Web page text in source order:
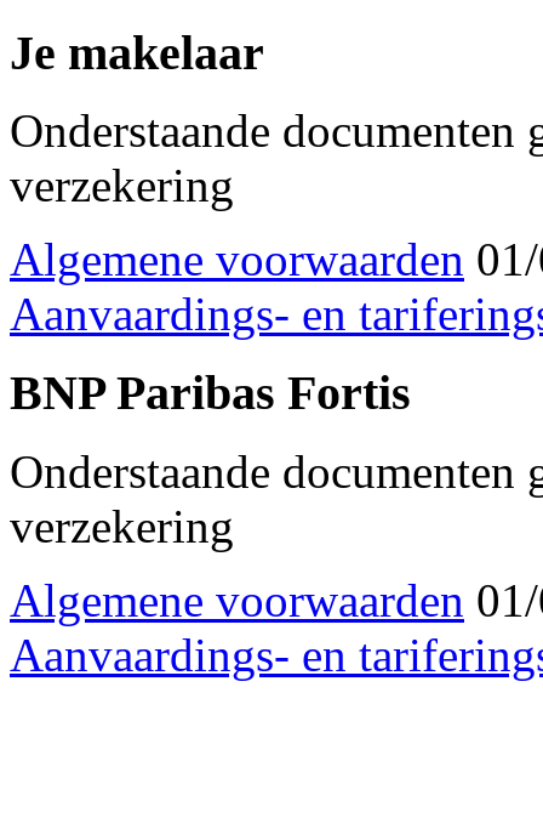
Je makelaar
Onderstaande
verzekering
Algemene voorwaarden
Aanvaardings- en
BNP Paribas Fortis
Onderstaande
verzekering
Algemene voorwaarden
Aanvaardings- en